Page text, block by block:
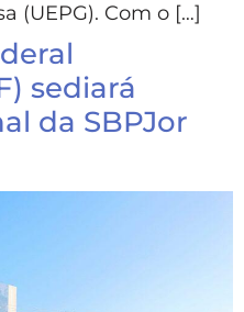
(UEPG). Com o […]
sediará
da SBPJor